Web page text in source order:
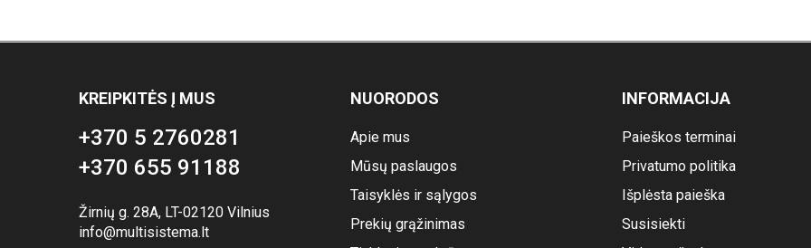
KREIPKITĖS Į MUS
+370 5 2760281
+370 655 91188
Žirnių g. 28A, LT-02120 Vilnius
info@multisistema.lt
NUORODOS
Apie mus
Mūsų paslaugos
Taisyklės ir sąlygos
Prekių grąžinimas
INFORMACIJA
Paieškos terminai
Privatumo politika
Išplėsta paieška
Susisiekti